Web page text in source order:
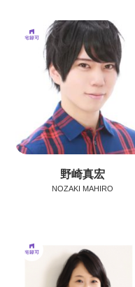
野崎真宏
NOZAKI MAHIRO